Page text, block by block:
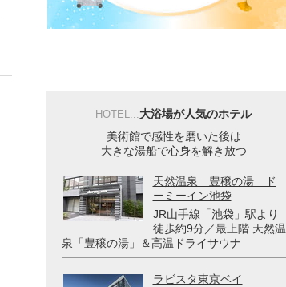
HOTEL...大浴場が人気のホテル
美術館で感性を磨いた後は
大きな湯船で心身を解き放つ
天然温泉 豊穣の湯 ド
ーミーイン池袋
JR山手線「池袋」駅より
徒歩約9分／最上階 天然温
泉「豊穣の湯」＆高温ドライサウナ
ラビスタ東京ベイ